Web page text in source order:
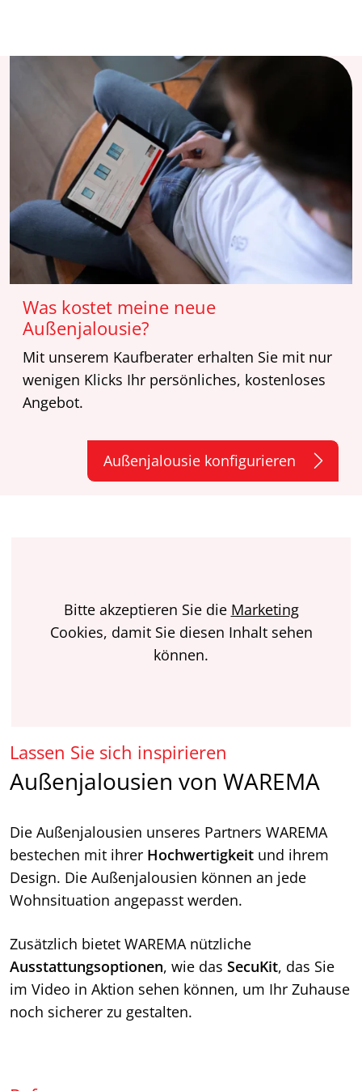
Was kostet meine neue
Außenjalousie?
Mit unserem Kaufberater erhalten Sie mit nur
wenigen Klicks Ihr persönliches, kostenloses
Angebot.
Außenjalousie konfigurieren
Bitte akzeptieren Sie die Marketing
Cookies, damit Sie diesen Inhalt sehen
können.
Lassen Sie sich inspirieren
Außenjalousien von WAREMA
Die Außenjalousien unseres Partners WAREMA
bestechen mit ihrer Hochwertigkeit und ihrem
Design. Die Außenjalousien können an jede
Wohnsituation angepasst werden.
Zusätzlich bietet WAREMA nützliche
Ausstattungsoptionen, wie das SecuKit, das Sie
im Video in Aktion sehen können, um Ihr Zuhause
noch sicherer zu gestalten.